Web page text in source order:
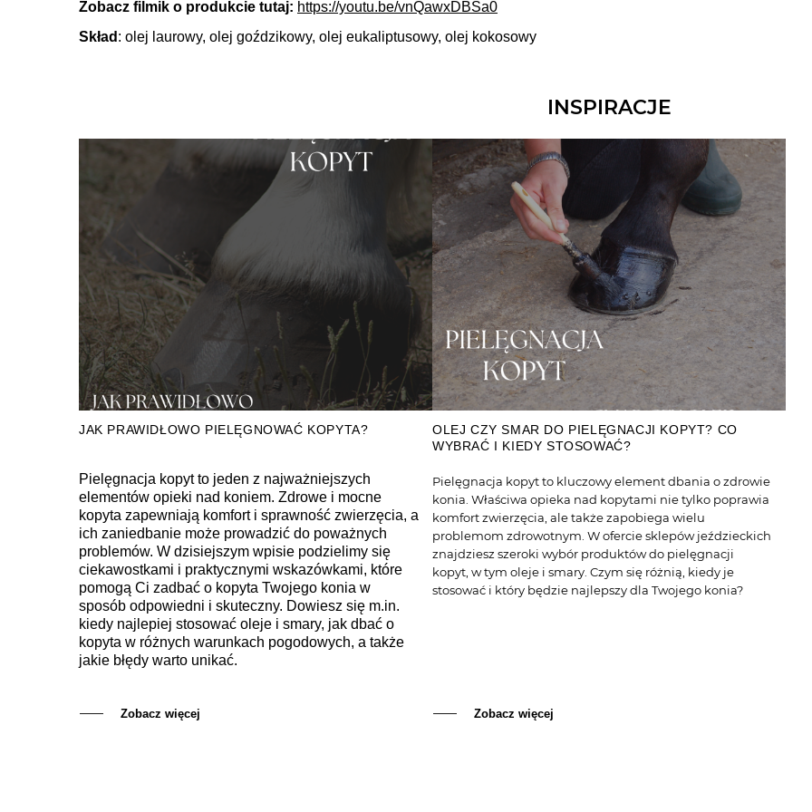
Zobacz filmik o produkcie tutaj: https://youtu.be/vnQawxDBSa0
Skład : olej laurowy, olej goździkowy, olej eukaliptusowy, olej kokosowy
INSPIRACJE
JAK PRAWIDŁOWO PIELĘGNOWAĆ KOPYTA?
Pielęgnacja kopyt to jeden z najważniejszych
elementów opieki nad koniem. Zdrowe i mocne
kopyta zapewniają komfort i sprawność zwierzęcia, a
ich zaniedbanie może prowadzić do poważnych
problemów. W dzisiejszym wpisie podzielimy się
ciekawostkami i praktycznymi wskazówkami, które
pomogą Ci zadbać o kopyta Twojego konia w
sposób odpowiedni i skuteczny. Dowiesz się m.in.
kiedy najlepiej stosować oleje i smary, jak dbać o
kopyta w różnych warunkach pogodowych, a także
jakie błędy warto unikać.
Zobacz więcej
OLEJ CZY SMAR DO PIELĘGNACJI KOPYT? CO
WYBRAĆ I KIEDY STOSOWAĆ?
Pielęgnacja kopyt to kluczowy element dbania o zdrowie
konia. Właściwa opieka nad kopytami nie tylko poprawia
komfort zwierzęcia, ale także zapobiega wielu
problemom zdrowotnym. W ofercie sklepów jeździeckich
znajdziesz szeroki wybór produktów do pielęgnacji
kopyt, w tym oleje i smary. Czym się różnią, kiedy je
stosować i który będzie najlepszy dla Twojego konia?
Zobacz więcej